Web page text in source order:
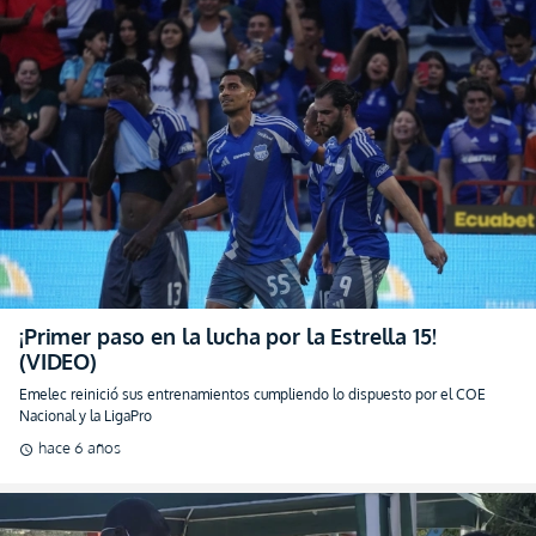
¡Primer paso en la lucha por la Estrella 15!
(VIDEO)
Emelec reinició sus entrenamientos cumpliendo lo dispuesto por el COE
Nacional y la LigaPro
schedule hace 6 años